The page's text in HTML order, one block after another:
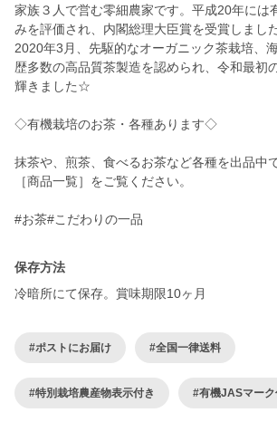
家族３人で営む零細農家です。平成20年には
みを評価され、内閣総理大臣賞を受賞しました
2020年3月、先駆的なオーガニック茶栽培、
歴多数の高品質茶製造を認められ、令和最初
輝きました☆
◇有機栽培のお茶・各種あります◇
抹茶や、煎茶、食べるお茶など各種を出品中
［商品一覧］をご覧ください。
#お茶#こだわりの一品
保存方法
冷暗所にて保存。賞味期限10ヶ月
#ポストにお届け #全国一律送料
#特別栽培農産物表示付き #有機JASマーク